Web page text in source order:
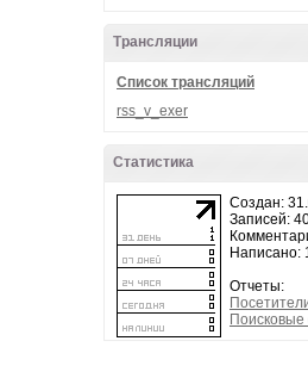
Трансляции
Список трансляций
rss_v_exer
Статистика
Создан:
Записей:
Написано:
Отчеты: